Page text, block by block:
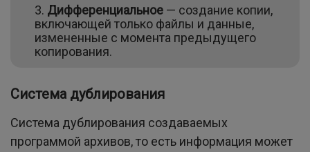
Дифференциальное — создание копии,
включающей только файлы и данные,
измененные с момента предыдущего
копирования.
Система дублирования
Система дублирования создаваемых
программой архивов, то есть информация может